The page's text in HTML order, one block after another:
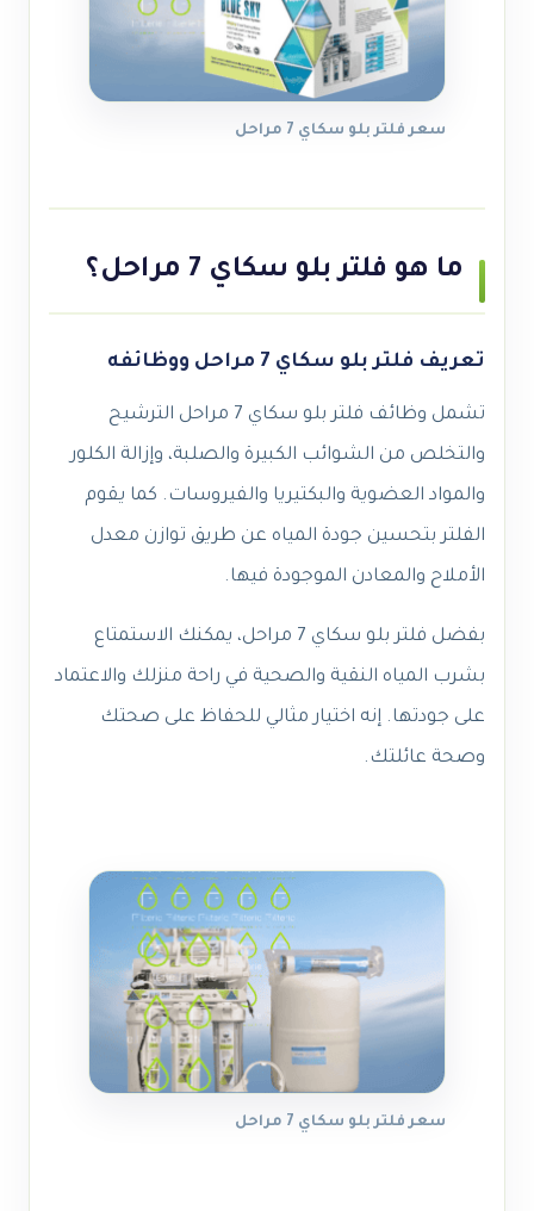
سعر فلتر بلو سكاي 7 مراحل
ما هو فلتر بلو سكاي 7 مراحل؟
تعريف فلتر بلو سكاي 7 مراحل ووظائفه
تشمل وظائف فلتر بلو سكاي 7 مراحل الترشيح
والتخلص من الشوائب الكبيرة والصلبة، وإزالة الكلور
والمواد العضوية والبكتيريا والفيروسات. كما يقوم
الفلتر بتحسين جودة المياه عن طريق توازن معدل
الأملاح والمعادن الموجودة فيها.
بفضل فلتر بلو سكاي 7 مراحل، يمكنك الاستمتاع
بشرب المياه النقية والصحية في راحة منزلك والاعتماد
على جودتها. إنه اختيار مثالي للحفاظ على صحتك
وصحة عائلتك.
سعر فلتر بلو سكاي 7 مراحل